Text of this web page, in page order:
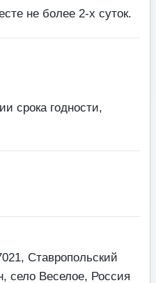
не более 2-х суток.
срока годности,
Ставропольский
село Веселое, Россия